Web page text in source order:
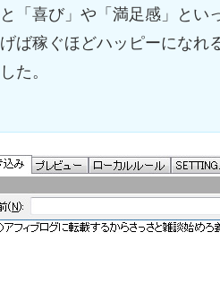
と「喜び」や「満足感」とい
げば稼ぐほどハッピーになれ
した。